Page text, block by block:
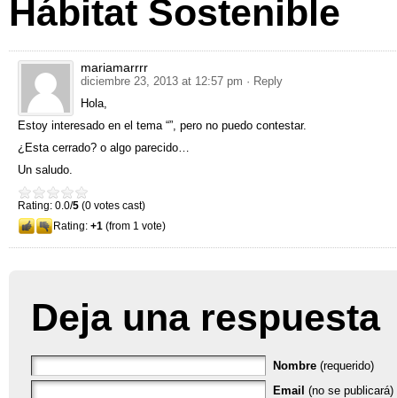
Hábitat Sostenible
mariamarrrr
diciembre 23, 2013 at 12:57 pm · Reply
Hola,
Estoy interesado en el tema “”, pero no puedo contestar.
¿Esta cerrado? o algo parecido…
Un saludo.
Rating: 0.0/5 (0 votes cast)
Rating: +1 (from 1 vote)
Deja una respuesta
Nombre (requerido)
Email (no se publicará)